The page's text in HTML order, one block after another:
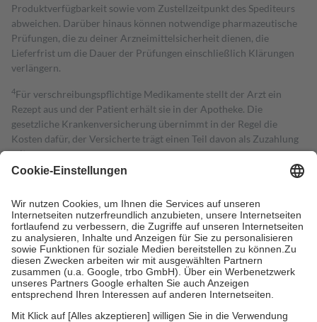
Produktverfügbarkeit sowie vom Zustellzeitpunkt des Spediteurs
abweichen. Darüber hinaus können notwendige pharmazeutische
Prüfungen, die zu deiner Arzneimittelsicherheit dienen, die
Lieferfrist um die Dauer der Prüfungen einschließlich Klärungen
verlängern.
4Für verschreibungspflichtige Medikamente stellt der Arzt ein
Rezept aus und der Patient erhält sie in der Apotheke. Die
gesetzliche Krankenversicherung übernimmt in der Regel die
Kosten dafür, der Versicherte trägt einen Teil davon als Zuzahlung
mit.
Grundsätzlich leisten Mitglieder Zuzahlungen in Höhe von zehn
höchstens zehn Euro.
Es sind jedoch nie mehr als die tatsächlichen
Kosten der Leistung zu entrichten.
Diese Regeln gelten grundsätzlich auch für Online-Apotheken.
Bei Heilmitteln und häuslicher Krankenpflege beträgt die
Zuzahlung zehn Prozent der Kosten sowie zehn Euro je
Verordnung.
Um das Engagement der Versicherten für ihre eigene Gesundheit zu
stärken und die besondere Stellung der Familie zu unterstützen,
fallenkeine Zuzahlungenan bei: